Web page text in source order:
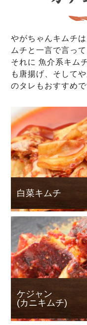
やがちゃんキムチ
ムチと一言で言っ
それに 魚介系キム
も唐揚げ、そして
のタレもおすすめで
白菜キムチ
ケジャン
(カニキムチ)